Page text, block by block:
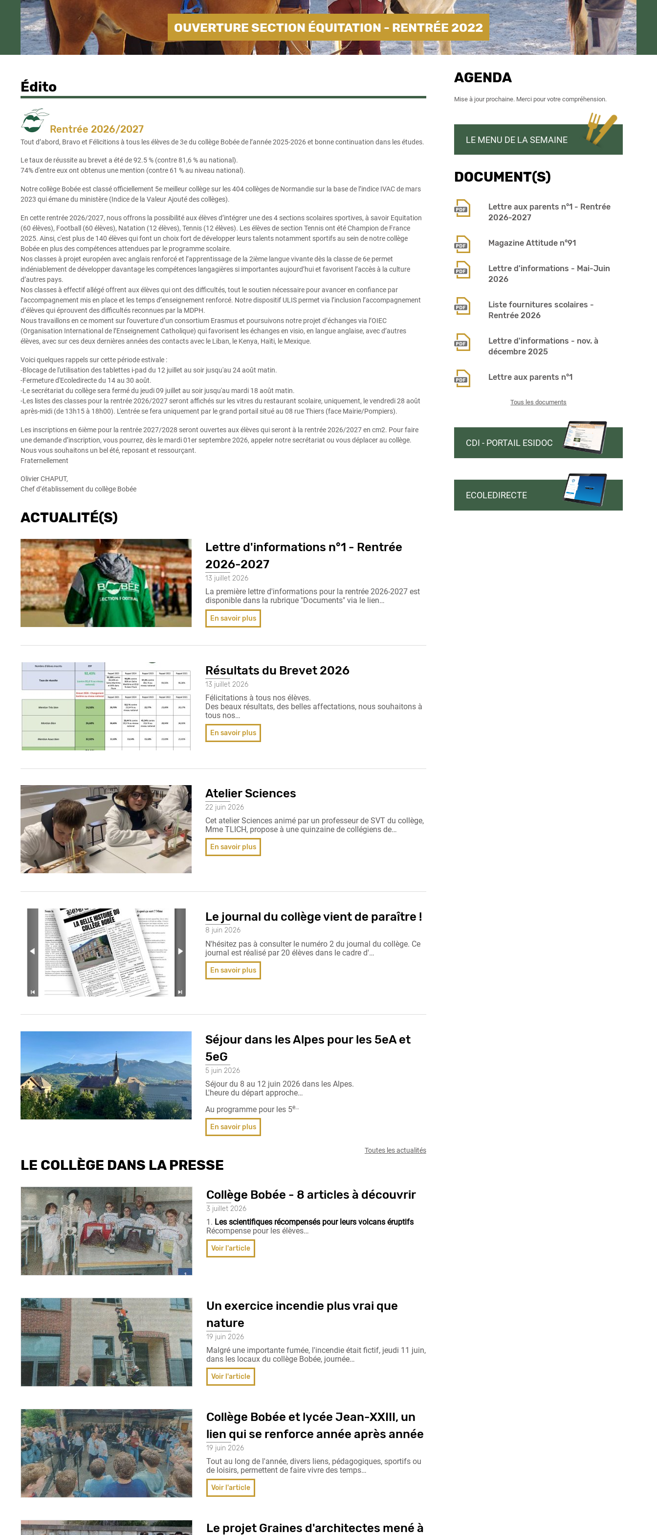
OUVERTURE SECTION ÉQUITATION - RENTRÉE 2022
Édito
Rentrée 2026/2027
Tout d’abord, Bravo et Félicitions à tous les élèves de 3e du collège Bobée de l’année 2025-2026 et bonne continuation dans les études.
Le taux de réussite au brevet a été de 92.5 % (contre 81,6 % au national).
74% d'entre eux ont obtenus une mention (contre 61 % au niveau national).
Notre collège Bobée est classé officiellement 5e meilleur collège sur les 404 collèges de Normandie sur la base de l’indice IVAC de mars
2023 qui émane du ministère (Indice de la Valeur Ajouté des collèges).
En cette rentrée 2026/2027, nous offrons la possibilité aux élèves d’intégrer une des 4 sections scolaires sportives, à savoir Equitation
(60 élèves), Football (60 élèves), Natation (12 élèves), Tennis (12 élèves). Les élèves de section Tennis ont été Champion de France
2025. Ainsi, c'est plus de 140 élèves qui font un choix fort de développer leurs talents notamment sportifs au sein de notre collège
Bobée en plus des compétences attendues par le programme scolaire.
Nos classes à projet européen avec anglais renforcé et l’apprentissage de la 2ième langue vivante dès la classe de 6e permet
indéniablement de développer davantage les compétences langagières si importantes aujourd’hui et favorisent l’accès à la culture
d’autres pays.
Nos classes à effectif allégé offrent aux élèves qui ont des difficultés, tout le soutien nécessaire pour avancer en confiance par
l’accompagnement mis en place et les temps d’enseignement renforcé. Notre dispositif ULIS permet via l’inclusion l’accompagnement
d’élèves qui éprouvent des difficultés reconnues par la MDPH.
Nous travaillons en ce moment sur l’ouverture d’un consortium Erasmus et poursuivons notre projet d’échanges via l’OIEC
(Organisation International de l’Enseignement Catholique) qui favorisent les échanges en visio, en langue anglaise, avec d’autres
élèves, avec sur ces deux dernières années des contacts avec le Liban, le Kenya, Haïti, le Mexique.
Voici quelques rappels sur cette période estivale :
-Blocage de l'utilisation des tablettes i-pad du 12 juillet au soir jusqu'au 24 août matin.
-Fermeture d'Ecoledirecte du 14 au 30 août.
-Le secrétariat du collège sera fermé du jeudi 09 juillet au soir jusqu'au mardi 18 août matin.
-Les listes des classes pour la rentrée 2026/2027 seront affichés sur les vitres du restaurant scolaire, uniquement, le vendredi 28 août
après-midi (de 13h15 à 18h00). L'entrée se fera uniquement par le grand portail situé au 08 rue Thiers (face Mairie/Pompiers).
Les inscriptions en 6ième pour la rentrée 2027/2028 seront ouvertes aux élèves qui seront à la rentrée 2026/2027 en cm2. Pour faire
une demande d’inscription, vous pourrez, dès le mardi 01er septembre 2026, appeler notre secrétariat ou vous déplacer au collège.
Nous vous souhaitons un bel été, reposant et ressourçant.
Fraternellement
Olivier CHAPUT,
Chef d’établissement du collège Bobée
ACTUALITÉ(S)
Lettre d'informations n°1 - Rentrée
2026-2027
13 juillet 2026
La première lettre d'informations pour la rentrée 2026-2027 est
disponible dans la rubrique "Documents" via le lien…
En savoir plus
Résultats du Brevet 2026
13 juillet 2026
Félicitations à tous nos élèves.
Des beaux résultats, des belles affectations, nous souhaitons à
tous nos…
En savoir plus
Atelier Sciences
22 juin 2026
Cet atelier Sciences animé par un professeur de SVT du collège,
Mme TLICH, propose à une quinzaine de collégiens de…
En savoir plus
Le journal du collège vient de paraître !
8 juin 2026
N'hésitez pas à consulter le numéro 2 du journal du collège. Ce
journal est réalisé par 20 élèves dans le cadre d'…
En savoir plus
Séjour dans les Alpes pour les 5eA et
5eG
5 juin 2026
Séjour du 8 au 12 juin 2026 dans les Alpes.
L'heure du départ approche…
Au programme pour les 5e…
En savoir plus
Toutes les actualités
LE COLLÈGE DANS LA PRESSE
Collège Bobée - 8 articles à découvrir
3 juillet 2026
1. Les scientifiques récompensés pour leurs volcans éruptifs
Récompense pour les élèves…
Voir l'article
Un exercice incendie plus vrai que
nature
19 juin 2026
Malgré une importante fumée, l'incendie était fictif, jeudi 11 juin,
dans les locaux du collège Bobée, journée…
Voir l'article
Collège Bobée et lycée Jean-XXIII, un
lien qui se renforce année après année
19 juin 2026
Tout au long de l'année, divers liens, pédagogiques, sportifs ou
de loisirs, permettent de faire vivre des temps…
Voir l'article
Le projet Graines d'architectes mené à
AGENDA
Mise à jour prochaine. Merci pour votre compréhension.
LE MENU DE LA SEMAINE
DOCUMENT(S)
Lettre aux parents n°1 - Rentrée
2026-2027
Magazine Attitude n°91
Lettre d'informations - Mai-Juin
2026
Liste fournitures scolaires -
Rentrée 2026
Lettre d'informations - nov. à
décembre 2025
Lettre aux parents n°1
Tous les documents
CDI - PORTAIL ESIDOC
ECOLEDIRECTE